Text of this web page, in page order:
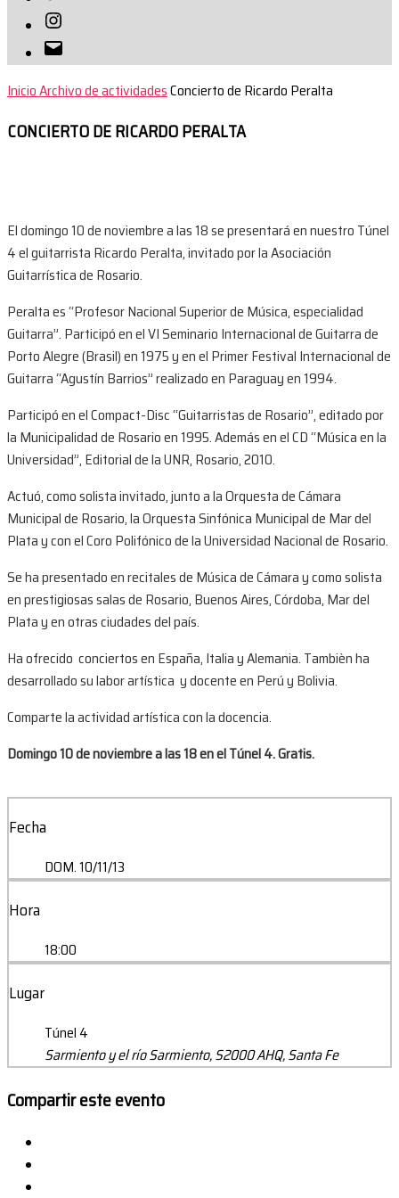
Instagram
Correo
electrónico
InicioArchivo de actividadesConcierto de Ricardo Peralta
CONCIERTO DE RICARDO PERALTA
El domingo 10 de noviembre a las 18 se presentará en nuestro Túnel
4 el guitarrista Ricardo Peralta, invitado por la Asociación
Guitarrística de Rosario.
Peralta es “Profesor Nacional Superior de Música, especialidad
Guitarra”. Participó en el VI Seminario Internacional de Guitarra de
Porto Alegre (Brasil) en 1975 y en el Primer Festival Internacional de
Guitarra “Agustín Barrios” realizado en Paraguay en 1994.
Participó en el Compact-Disc “Guitarristas de Rosario”, editado por
la Municipalidad de Rosario en 1995. Además en el CD “Música en la
Universidad”, Editorial de la UNR, Rosario, 2010.
Actuó, como solista invitado, junto a la Orquesta de Cámara
Municipal de Rosario, la Orquesta Sinfónica Municipal de Mar del
Plata y con el Coro Polifónico de la Universidad Nacional de Rosario.
Se ha presentado en recitales de Música de Cámara y como solista
en prestigiosas salas de Rosario, Buenos Aires, Córdoba, Mar del
Plata y en otras ciudades del país.
Ha ofrecido conciertos en España, Italia y Alemania. Tambièn ha
desarrollado su labor artística y docente en Perú y Bolivia.
Comparte la actividad artística con la docencia.
Domingo 10 de noviembre a las 18 en el Túnel 4. Gratis.
Fecha
DOM. 10/11/13
Hora
18:00
Lugar
Túnel 4
Sarmiento y el río Sarmiento, S2000 AHQ, Santa Fe
Compartir este evento